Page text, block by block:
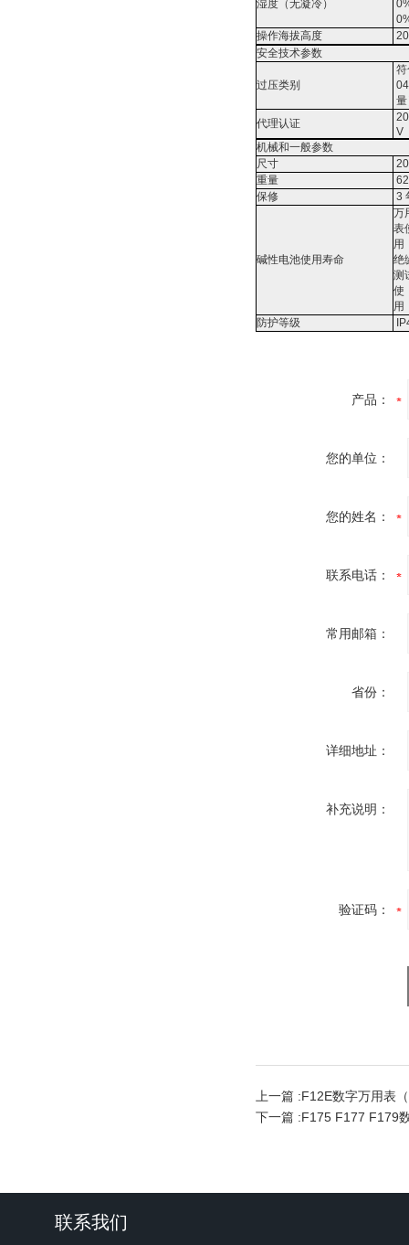
湿度（无凝冷）
操作海拔高度
安全技术参数
过压类别
代理认证
V
机械和一般参数
尺寸
重量
保修
3
碱性电池使用寿命
万
表
用
绝
测
使
用
防护等级
产品：
您的单位：
您的姓名：
联系电话：
常用邮箱：
省份：
详细地址：
补充说明：
验证码：
上一篇 :F12E数字万用表
下一篇 :F175 F177 F179
联系我们